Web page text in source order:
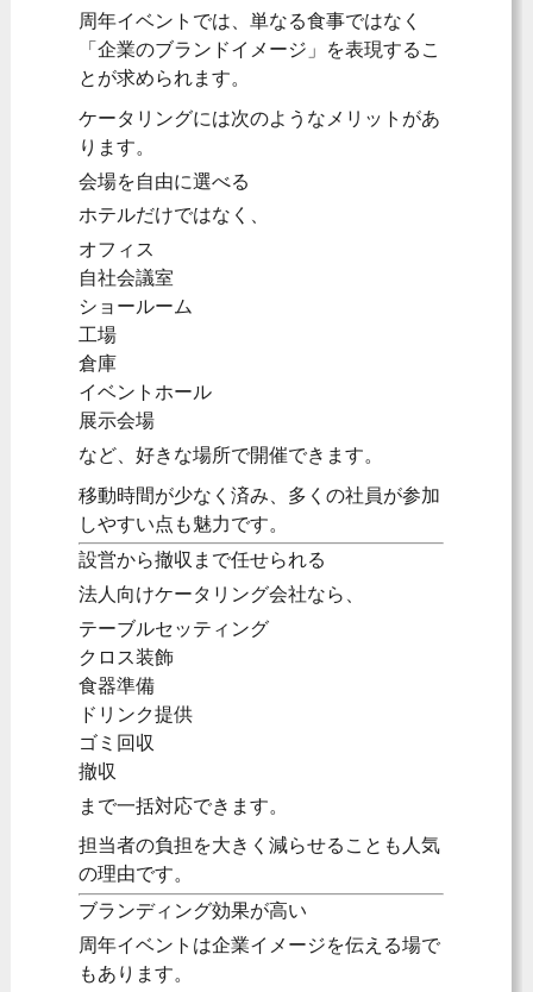
周年イベントでは、単なる食事ではなく
「企業のブランドイメージ」を表現するこ
とが求められます。
ケータリングには次のようなメリットがあ
ります。
会場を自由に選べる
ホテルだけではなく、
オフィス
自社会議室
ショールーム
工場
倉庫
イベントホール
展示会場
など、好きな場所で開催できます。
移動時間が少なく済み、多くの社員が参加
しやすい点も魅力です。
設営から撤収まで任せられる
法人向けケータリング会社なら、
テーブルセッティング
クロス装飾
食器準備
ドリンク提供
ゴミ回収
撤収
まで一括対応できます。
担当者の負担を大きく減らせることも人気
の理由です。
ブランディング効果が高い
周年イベントは企業イメージを伝える場で
もあります。